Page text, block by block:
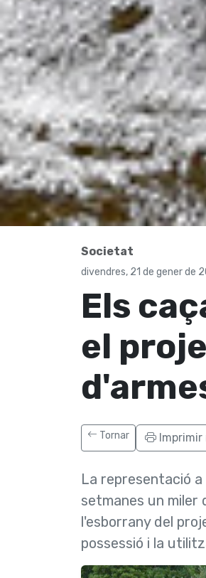
Societat
divendres, 21 de gener de
Els
el
Tornar
La representació
setmanes un miler
l'esborrany del
possessió i la